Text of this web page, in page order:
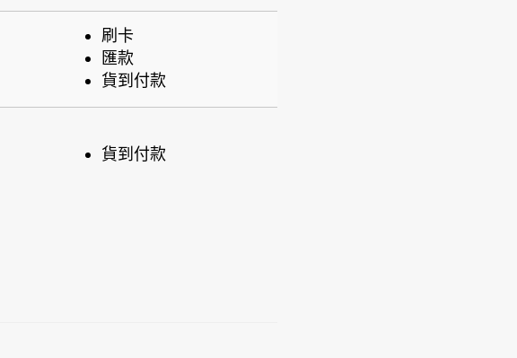
刷卡
匯款
貨到付款
貨到付款